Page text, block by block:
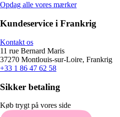
Opdag alle vores mærker
Kundeservice i Frankrig
Kontakt os
11 rue Bernard Maris
37270 Montlouis-sur-Loire, Frankrig
+33 1 86 47 62 58
Sikker betaling
Køb trygt på vores side